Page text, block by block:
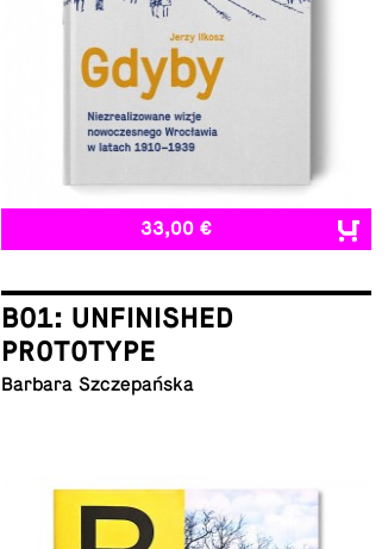
33,00 €
B01: UNFINISHED
PROTOTYPE
Barbara Szczepańska